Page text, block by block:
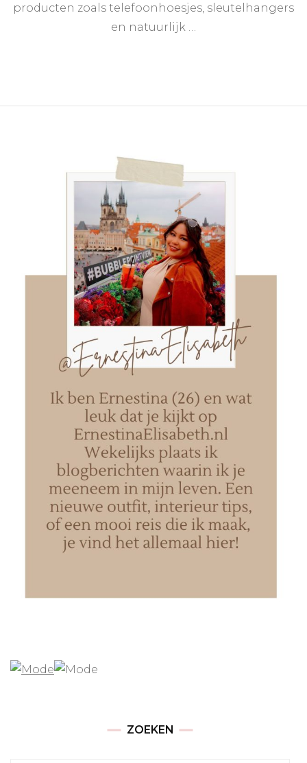
producten zoals telefoonhoesjes, sleutelhangers
en natuurlijk …
ZOEKEN